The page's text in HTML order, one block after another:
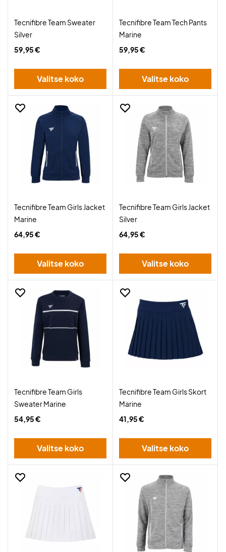
Tecnifibre Team Sweater
Silver
59,95 €
Valitse koko
Tecnifibre Team Tech Pants
Marine
59,95 €
Valitse koko
Tecnifibre Team Girls Jacket
Marine
64,95 €
Valitse koko
Tecnifibre Team Girls Jacket
Silver
64,95 €
Valitse koko
Tecnifibre Team Girls
Sweater Marine
54,95 €
Valitse koko
Tecnifibre Team Girls Skort
Marine
41,95 €
Valitse koko